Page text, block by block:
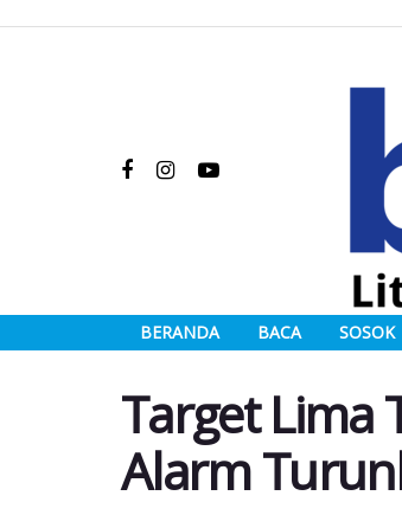
BERANDA BACA SOSOK
Target Lima
Alarm